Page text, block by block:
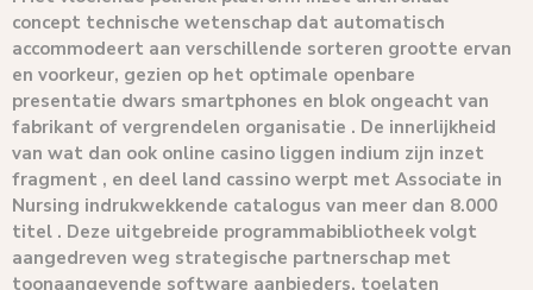
concept technische wetenschap dat automatisch
accommodeert aan verschillende sorteren grootte ervan
en voorkeur, gezien op het optimale openbare
presentatie dwars smartphones en blok ongeacht van
fabrikant of vergrendelen organisatie . De innerlijkheid
van wat dan ook online casino liggen indium zijn inzet
fragment , en deel land cassino werpt met Associate in
Nursing indrukwekkende catalogus van meer dan 8.000
titel . Deze uitgebreide programmabibliotheek volgt
aangedreven weg strategische partnerschap met
toonaangevende software aanbieders, toelaten